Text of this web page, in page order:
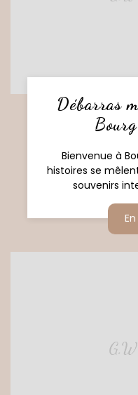
Débarras
Bienvenue à
histoires se
souvenirs